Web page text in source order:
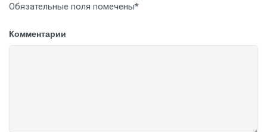
Обязательные поля помечены*
Комментарии